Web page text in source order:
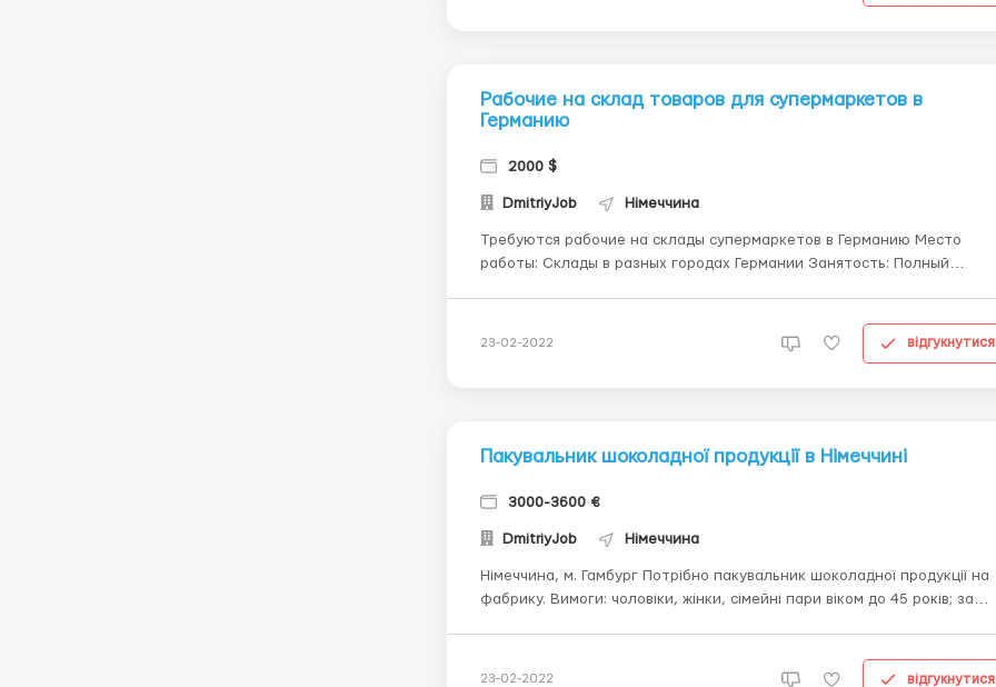
Рабочие на склад товаров для супермаркетов в
Германию
2000 $
DmitriyJob Німеччина
Требуются рабочие на склады супермаркетов в Германию Место
работы: Склады в разных городах Германии Занятость: Полный
23-02-2022 відгукнутися
Пакувальник шоколадної продукції в Німеччині
3000-3600 €
DmitriyJob Німеччина
Німеччина, м. Гамбург Потрібно пакувальник шоколадної продукції на
фабрику. Вимоги: чоловіки, жінки, сімейні пари віком до 45 років; за
23-02-2022 відгукнутися